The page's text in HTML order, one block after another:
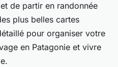
de partir en randonnée
plus belles cartes
pour organiser votre
en Patagonie et vivre